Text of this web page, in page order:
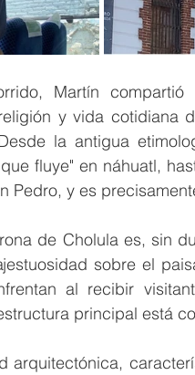
Martín
y vida cotidiana
la antigua
fluye" en náhuatl,
Pedro, y es
de Cholula es, sin
sobre el
al recibir
principal está
arquitectónica,